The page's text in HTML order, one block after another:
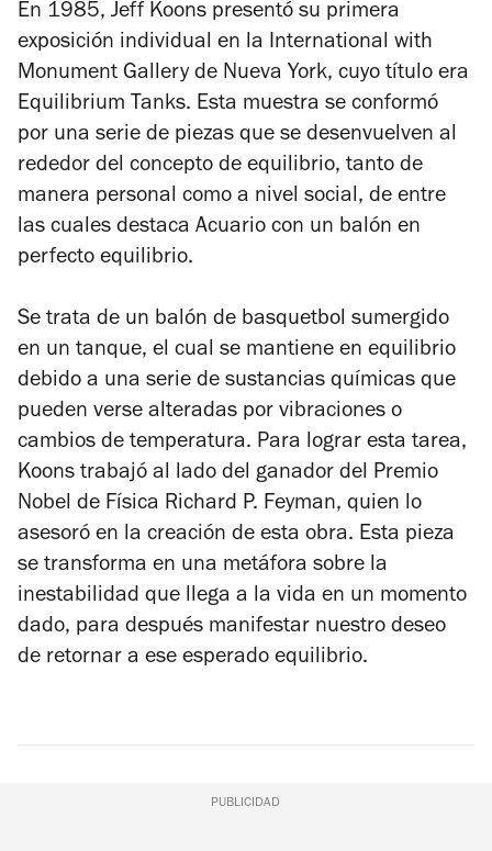
En 1985, Jeff Koons presentó su primera
exposición individual en la International with
Monument Gallery de Nueva York, cuyo título era
Equilibrium Tanks. Esta muestra se conformó
por una serie de piezas que se desenvuelven al
rededor del concepto de equilibrio, tanto de
manera personal como a nivel social, de entre
las cuales destaca Acuario con un balón en
perfecto equilibrio.
Se trata de un balón de basquetbol sumergido
en un tanque, el cual se mantiene en equilibrio
debido a una serie de sustancias químicas que
pueden verse alteradas por vibraciones o
cambios de temperatura. Para lograr esta tarea,
Koons trabajó al lado del ganador del Premio
Nobel de Física Richard P. Feyman, quien lo
asesoró en la creación de esta obra. Esta pieza
se transforma en una metáfora sobre la
inestabilidad que llega a la vida en un momento
dado, para después manifestar nuestro deseo
de retornar a ese esperado equilibrio.
PUBLICIDAD